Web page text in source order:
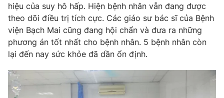
hiệu của suy hô hấp. Hiện bệnh nhân vẫn đang được
theo dõi điều trị tích cực. Các giáo sư bác sĩ của Bệnh
viện Bạch Mai cũng đang hội chẩn và đưa ra những
phương án tốt nhất cho bệnh nhân. 5 bệnh nhân còn
lại đến nay sức khỏe đã dần ổn định.